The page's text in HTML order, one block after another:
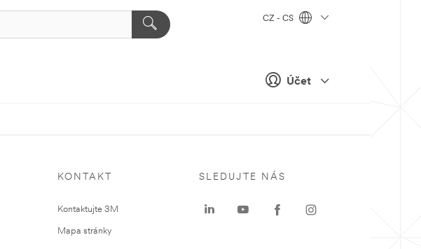
Účet
CZ - CS
KONTAKT
Kontaktujte 3M
Mapa stránky
SLEDUJTE NÁS